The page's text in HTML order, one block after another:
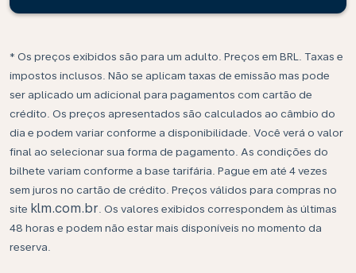
* Os preços exibidos são para um adulto. Preços em BRL. Taxas e
impostos inclusos. Não se aplicam taxas de emissão mas pode
ser aplicado um adicional para pagamentos com cartão de
crédito. Os preços apresentados são calculados ao câmbio do
dia e podem variar conforme a disponibilidade. Você verá o valor
final ao selecionar sua forma de pagamento. As condições do
bilhete variam conforme a base tarifária. Pague em até 4 vezes
sem juros no cartão de crédito. Preços válidos para compras no
site klm.com.br . Os valores exibidos correspondem às últimas
48 horas e podem não estar mais disponíveis no momento da
reserva.